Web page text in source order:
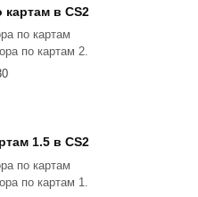
в CS2
по картам
по картам 2.
1.5 в CS2
по картам
по картам 1.